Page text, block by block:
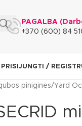
PAGALBA
+370 (600) 84
PRISIJUNGTI /
piniginės Yard